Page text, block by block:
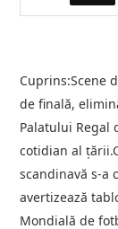
Cuprins:Scene
de finală,
Palatului Regal
cotidian al
scandinavă s-a
avertizează
Mondială de